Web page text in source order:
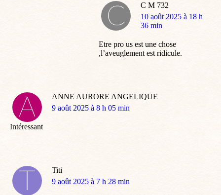
C M 732
dit
:
10 août 2025 à 18 h
36 min
Etre pro us est une chose
,l’aveuglement est ridicule.
ANNE AURORE ANGELIQUE
dit
9 août 2025 à 8 h 05 min
Intéressant
Titi
dit
9 août 2025 à 7 h 28 min